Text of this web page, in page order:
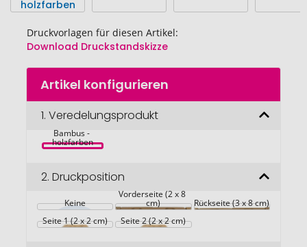
Druckvorlagen für diesen Artikel:
Download Druckstandskizze
Zum
Anfang
Bildgalerie
Artikel konfigurieren
1. Veredelungsprodukt
KARENDA
Bambus -
holzfarben
2. Druckposition
Keine
Vorderseite (2 x 8
cm)
Rückseite (3 x 8 cm)
Seite 1 (2 x 2 cm)
Seite 2 (2 x 2 cm)